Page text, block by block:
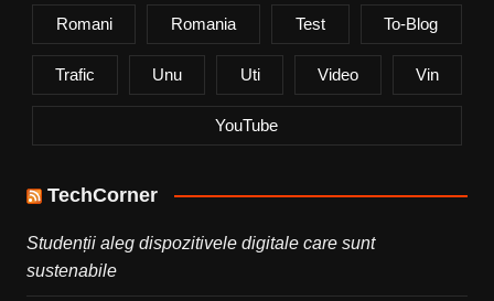
Romani Romania Test To-Blog
Trafic Unu Uti Video Vin
YouTube
TechCorner
Studenții aleg dispozitivele digitale care sunt
sustenabile